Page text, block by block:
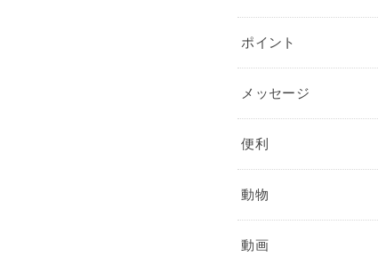
ポイント
メッセージ
便利
動物
動画